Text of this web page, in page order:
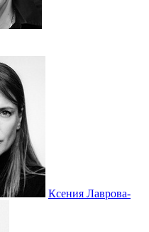
Ксения Лаврова-